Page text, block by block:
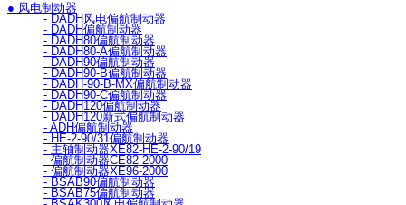
● 风电制动器
- DADH风电偏航制动器
- DADH偏航制动器
- DADH80偏航制动器
- DADH80-A偏航制动器
- DADH90偏航制动器
- DADH90-B偏航制动器
- DADH-90-B-MX偏航制动器
- DADH90-C偏航制动器
- DADH120偏航制动器
- DADH120新式偏航制动器
- ADH偏航制动器
- HE-2-90/31偏航制动器
- 主轴制动器XE82-HE-2-90/19
- 偏航制动器CE82-2000
- 偏航制动器XE96-2000
- BSAB90偏航制动器
- BSAB75偏航制动器